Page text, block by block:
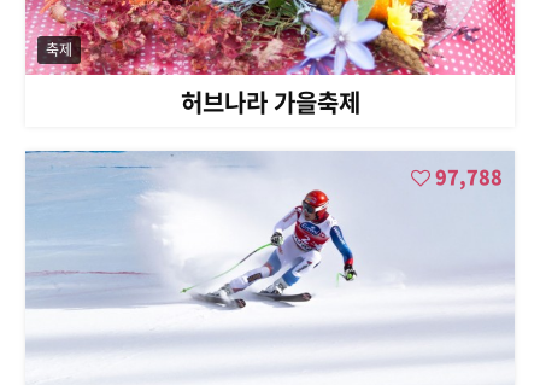
허브나라 가을축제
축제
97,788